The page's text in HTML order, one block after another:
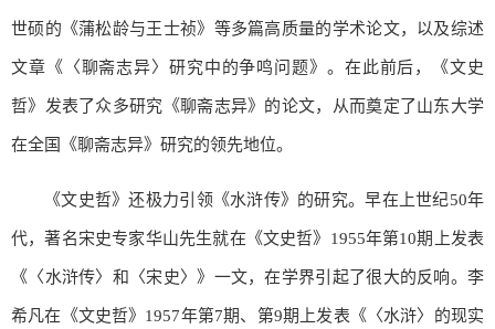
世硕的《蒲松龄与王士祯》等多篇高质量的学术论文，以及综述
文章《〈聊斋志异〉研究中的争鸣问题》。在此前后，《文史
哲》发表了众多研究《聊斋志异》的论文，从而奠定了山东大学
在全国《聊斋志异》研究的领先地位。
《文史哲》还极力引领《水浒传》的研究。早在上世纪50年
代，著名宋史专家华山先生就在《文史哲》1955年第10期上发表
《〈水浒传〉和〈宋史〉》一文，在学界引起了很大的反响。李
希凡在《文史哲》1957年第7期、第9期上发表《〈水浒〉的现实